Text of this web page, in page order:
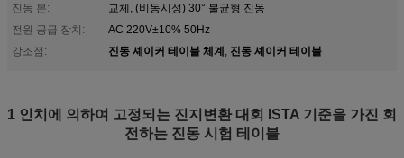
진동 본:
교체, (비동시성) 30° 불균형 진동
전원 공급 장치:
AC 220V±10% 50Hz
강조점:
진동 셰이커 테이블 체계, 진동 셰이커 테이블
1 인치에 의하여 고정되는 진지변환 대회 ISTA 기준을 가진 회
전하는 진동 시험 테이블